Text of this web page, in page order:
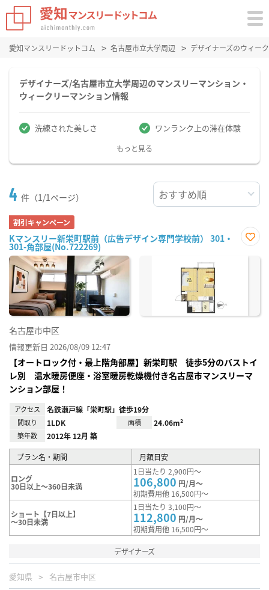
愛知マンスリードットコム 名古屋市立大学周辺 デザイナーズのウィー
デザイナーズ/名古屋市立大学周辺のマンスリーマンション・
ウィークリーマンション情報
洗練された美しさ ワンランク上の滞在体験
もっと見る
4 件（1/1ページ）
割引キャンペーン
Kマンスリー新栄町駅前（広告デザイン専門学校前） 301・
301-角部屋(No.722269)
に入
名古屋市中区
情報更新日 2026/08/09 12:47
【オートロック付・最上階角部屋】新栄町駅 徒歩5分のバストイ
レ別 温水暖房便座・浴室暖房乾燥機付き名古屋市マンスリーマ
ンション部屋！
アクセス 名鉄瀬戸線「栄町駅」徒歩19分
間取り 1LDK 面積 24.06m²
築年数 2012年 12月 築
プラン名・期間 月額目安
ロング
30日以上～360日未満
1日当たり 2,900円～
106,800 円/月～
初期費用他 16,500円～
ショート【7日以上】
～30日未満
1日当たり 3,100円～
112,800 円/月～
初期費用他 16,500円～
デザイナーズ
愛知県 名古屋市中区